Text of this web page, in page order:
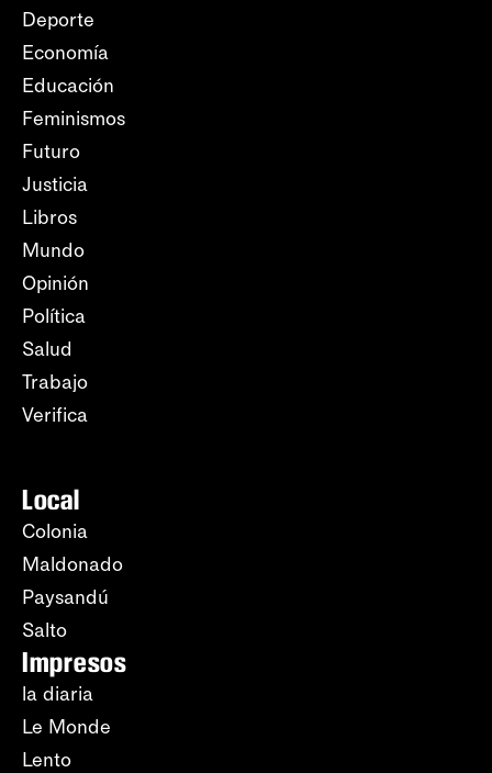
Deporte
Economía
Educación
Feminismos
Futuro
Justicia
Libros
Mundo
Opinión
Política
Salud
Trabajo
Verifica
Local
Colonia
Maldonado
Paysandú
Salto
Impresos
la diaria
Le Monde
Lento